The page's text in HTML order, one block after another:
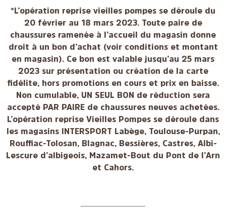
*L’opération reprise vieilles pompes se déroule du
20 février au 18 mars 2023. Toute paire de
chaussures ramenée à l’accueil du magasin donne
droit à un bon d’achat (voir conditions et montant
en magasin). Ce bon est valable jusqu’au 25 mars
2023 sur présentation ou création de la carte
fidélite, hors promotions en cours et prix en baisse.
Non cumulable, UN SEUL BON de réduction sera
accepté PAR PAIRE de chaussures neuves achetées.
L’opération reprise Vieilles Pompes se déroule dans
les magasins INTERSPORT Labège, Toulouse-Purpan,
Rouffiac-Tolosan, Blagnac, Bessières, Castres, Albi-
Lescure d’albigeois, Mazamet-Bout du Pont de l’Arn
et Cahors.